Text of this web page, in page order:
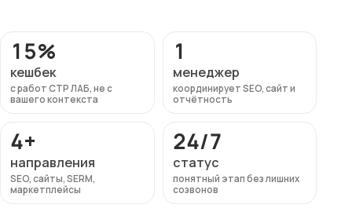
15%
кешбек
с работ СТР ЛАБ, не с
вашего контекста
1
менеджер
координирует SEO, сайт и
отчётность
4+
направления
SEO, сайты, SERM,
маркетплейсы
24/7
статус
понятный этап без лишних
созвонов